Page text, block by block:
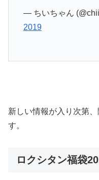
— ちいちゃん
2019
新しい情報が入り次第
す。
ロクシタン福袋